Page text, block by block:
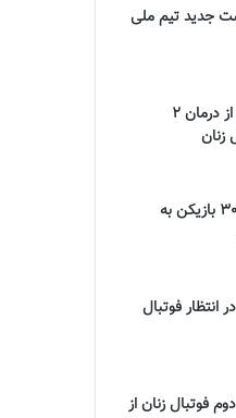
جدید تيم ملى
تازه‌ترین خبرها از درمان ۲
زنان
دعوت آزمون از 30 بازیکن به
انتظار فوتبال
فوتبال زنان از